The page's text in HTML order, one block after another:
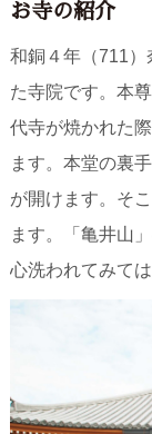
お寺の紹介
和銅４年（711
た寺院です。本
代寺が焼かれた
ます。本堂の裏
が開けます。そ
ます。「亀井山
心洗われてみて